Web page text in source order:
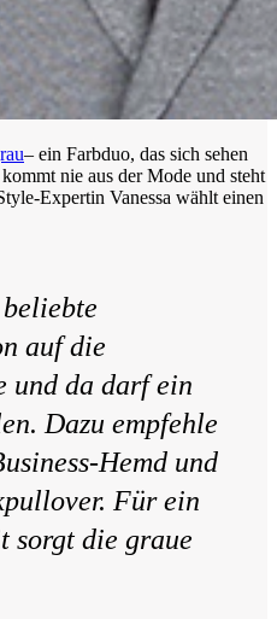
– ein Farbduo, das sich sehen
nie aus der Mode und steht
Expertin Vanessa wählt einen
auf die
und da darf ein
Dazu empfehle
Hemd und
Für ein
sorgt die graue